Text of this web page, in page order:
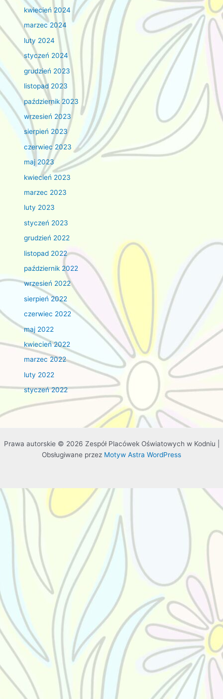
kwiecień 2024
marzec 2024
luty 2024
styczeń 2024
grudzień 2023
listopad 2023
październik 2023
wrzesień 2023
sierpień 2023
czerwiec 2023
maj 2023
kwiecień 2023
marzec 2023
luty 2023
styczeń 2023
grudzień 2022
listopad 2022
październik 2022
wrzesień 2022
sierpień 2022
czerwiec 2022
maj 2022
kwiecień 2022
marzec 2022
luty 2022
styczeń 2022
Prawa autorskie © 2026 Zespół Placówek Oświatowych w Kodniu |
Obsługiwane przez Motyw Astra WordPress